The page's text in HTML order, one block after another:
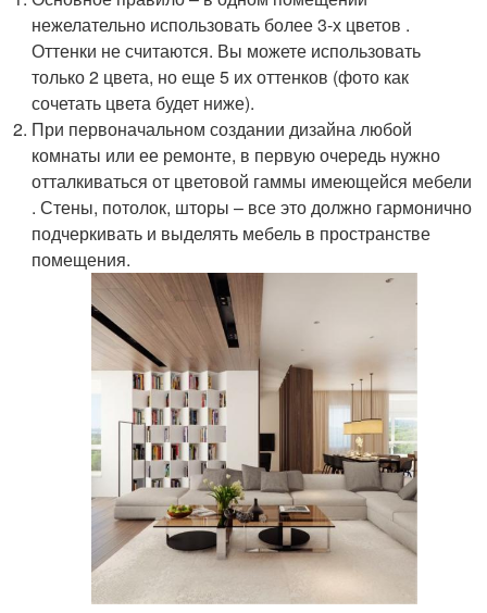
нежелательно использовать более 3-х цветов .
Оттенки не считаются. Вы можете использовать
только 2 цвета, но еще 5 их оттенков (фото как
сочетать цвета будет ниже).
При первоначальном создании дизайна любой
комнаты или ее ремонте, в первую очередь нужно
отталкиваться от цветовой гаммы имеющейся мебели
. Стены, потолок, шторы – все это должно гармонично
подчеркивать и выделять мебель в пространстве
помещения.